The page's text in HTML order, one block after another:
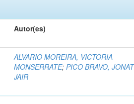
Autor(es)
ALVARIO MOREIRA, VICTORIA
MONSERRATE;PICO BRAVO,
JAIR